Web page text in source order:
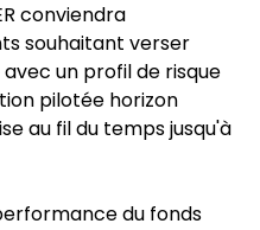
conviendra
souhaitant verser
un profil de risque
pilotée horizon
au fil du temps jusqu'à
du fonds